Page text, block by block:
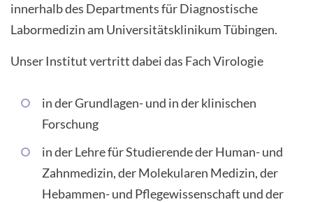
innerhalb des Departments für Diagnostische
Labormedizin am Universitätsklinikum Tübingen.
Unser Institut vertritt dabei das Fach Virologie
in der Grundlagen- und in der klinischen
Forschung
in der Lehre für Studierende der Human- und
Zahnmedizin, der Molekularen Medizin, der
Hebammen- und Pflegewissenschaft und der